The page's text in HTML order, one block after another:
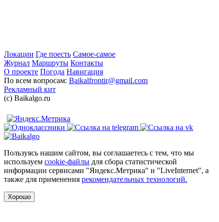
Локации Где поесть Самое-самое
Журнал Маршруты Контакты
О проекте Погода Навигация
По всем вопросам: Baikalfrontir@gmail.com
Рекламный кит
(с) Baikalgo.ru
Пользуясь нашим сайтом, вы соглашаетесь с тем, что мы
используем cookie-файлы для сбора статистической
информации сервисами "Яндекс.Метрика" и "LiveInternet", а
также для применения рекомендательных технологий.
Хорошо